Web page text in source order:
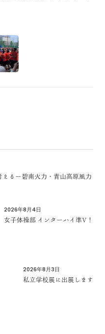
えるー碧南火力・青山高原風力
2026年8月4日
女子体操部 インターハイ準V！
2026年8月3日
私立学校展に出展します